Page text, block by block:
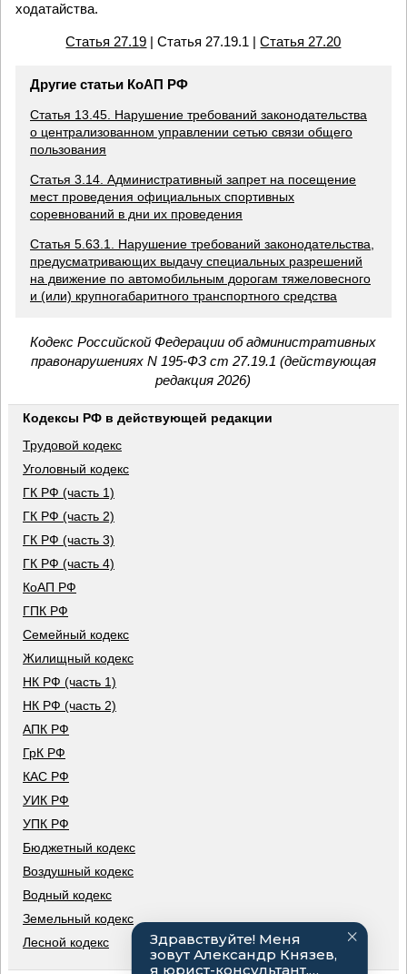
ходатайства.
Статья 27.19 | Статья 27.19.1 |Статья 27.20
Другие статьи КоАП РФ
Статья 13.45. Нарушение требований законодательства
о централизованном управлении сетью связи общего
пользования
Статья 3.14. Административный запрет на посещение
мест проведения официальных спортивных
соревнований в дни их проведения
Статья 5.63.1. Нарушение требований законодательства,
предусматривающих выдачу специальных разрешений
на движение по автомобильным дорогам тяжеловесного
и (или) крупногабаритного транспортного средства
Кодекс Российской Федерации об административных
правонарушениях N 195-ФЗ ст 27.19.1 (действующая
редакция 2026)
Кодексы РФ в действующей редакции
Трудовой кодекс
Уголовный кодекс
ГК РФ (часть 1)
ГК РФ (часть 2)
ГК РФ (часть 3)
ГК РФ (часть 4)
КоАП РФ
ГПК РФ
Семейный кодекс
Жилищный кодекс
НК РФ (часть 1)
НК РФ (часть 2)
АПК РФ
ГрК РФ
КАС РФ
УИК РФ
УПК РФ
Бюджетный кодекс
Воздушный кодекс
Водный кодекс
Земельный кодекс
Лесной кодекс